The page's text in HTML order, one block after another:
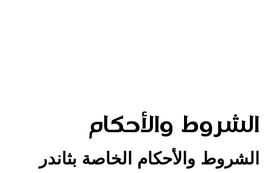
الشروط والأحكام
الشروط والأحكام الخاصة بثاندر